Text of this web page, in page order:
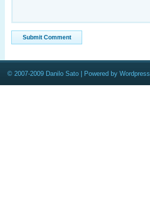
© 2007-2009 Danilo Sato | Powered by Wordpress